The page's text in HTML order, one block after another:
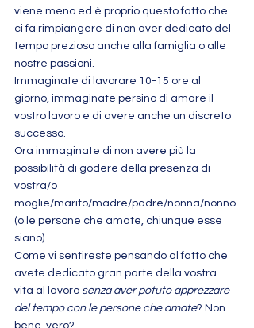
viene meno ed è proprio questo fatto che
ci fa rimpiangere di non aver dedicato del
tempo prezioso anche alla famiglia o alle
nostre passioni.
Immaginate di lavorare 10-15 ore al
giorno, immaginate persino di amare il
vostro lavoro e di avere anche un discreto
successo.
Ora immaginate di non avere più la
possibilità di godere della presenza di
vostra/o
moglie/marito/madre/padre/nonna/nonno
(o le persone che amate, chiunque esse
siano).
Come vi sentireste pensando al fatto che
avete dedicato gran parte della vostra
vita al lavoro senza aver potuto apprezzare
del tempo con le persone che amate? Non
bene, vero?